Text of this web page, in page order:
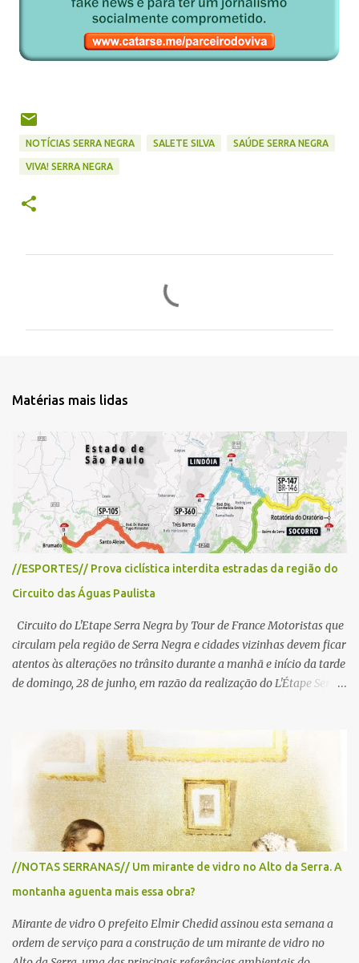
NOTÍCIAS SERRA NEGRA SALETE SILVA SAÚDE SERRA NEGRA
VIVA! SERRA NEGRA
t
i
o
s
Matérias mais lidas
//ESPORTES// Prova ciclística interdita estradas da região do
Circuito das Águas Paulista
Circuito do L'Etape Serra Negra by Tour de France Motoristas que
circulam pela região de Serra Negra e cidades vizinhas devem ficar
atentos às alterações no trânsito durante a manhã e início da tarde
de domingo, 28 de junho, em razão da realização do L'Étape Serra
reunirá atletas de diferentes regiões do país e terá percursos
passando pelos municípios de Serra Negra, Amparo, Monte Alegre
do Sul, Lindoia e Socorro. Para garantir a segurança dos
participantes e do público, diversos trechos de rodovias e estradas
da região serão interditados temporariamente ao longo da prova.
A largada será na Rua Coronel Pedro Penteado, em Serra Negra,
para cerca de 2.000 ciclistas, às 6h30. De acordo com o
cronograma da organização e de todas as prefeituras envolvidas,
as interdições ocorrerão de forma programada e os trechos serão
//NOTAS SERRANAS// Um mirante de vidro no Alto da Serra. A
montanha aguenta mais essa obra?
Mirante de vidro O prefeito Elmir Chedid assinou esta semana a
ordem de serviço para a construção de um mirante de vidro no